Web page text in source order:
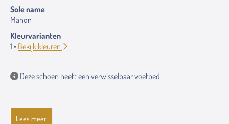
Sole name
Manon
Kleurvarianten
1 • Bekijk kleuren
Deze schoen heeft een verwisselbaar voetbed.
Lees meer